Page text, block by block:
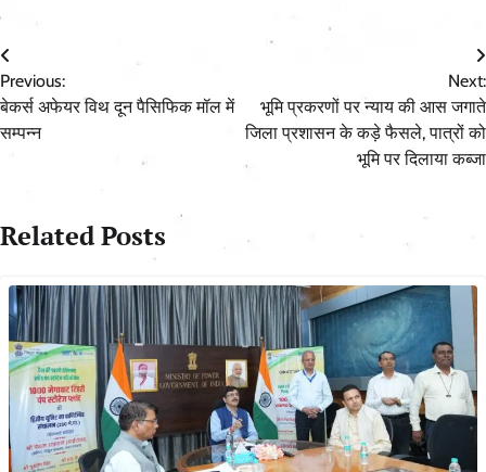
Post
navigation
Previous:
बेकर्स अफेयर विथ दून पैसिफिक मॉल में
सम्पन्न
Next:
भूमि प्रकरणों पर न्याय की आस जगाते
जिला प्रशासन के कड़े फैसले, पात्रों को
भूमि पर दिलाया कब्जा
Related Posts